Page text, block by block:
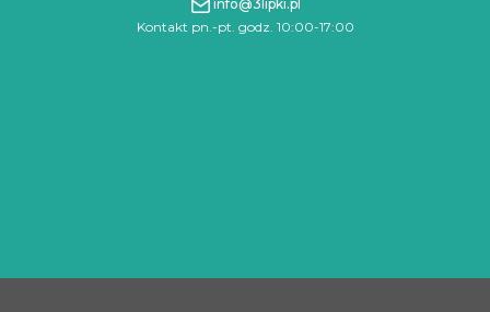
info@3lipki.pl
Kontakt pn.-pt. godz. 10:00-17:00